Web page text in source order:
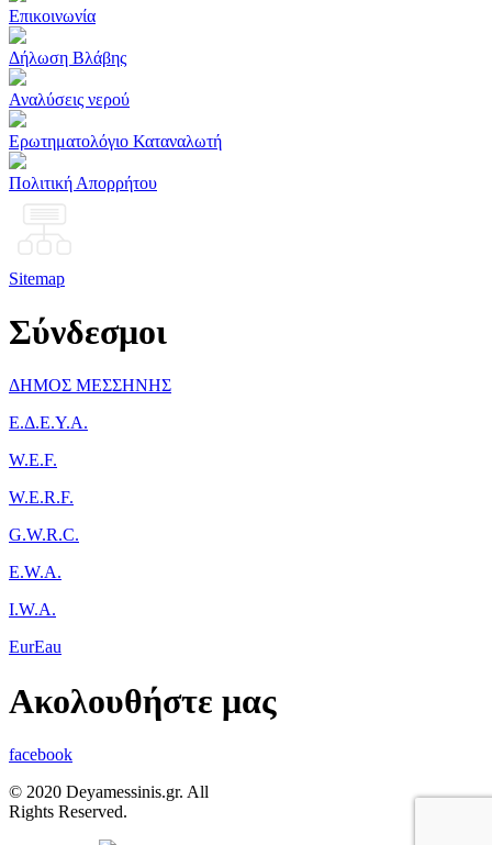
Επικοινωνία
Δήλωση Βλάβης
Αναλύσεις νερού
Ερωτηματολόγιο Καταναλωτή
Πολιτική Απορρήτου
Sitemap
Σύνδεσμοι
ΔΗΜΟΣ ΜΕΣΣΗΝΗΣ
Ε.Δ.Ε.Υ.Α.
W.E.F.
W.E.R.F.
G.W.R.C.
E.W.A.
I.W.A.
EurEau
Ακολουθήστε μας
facebook
© 2020 Deyamessinis.gr. All
Rights Reserved.